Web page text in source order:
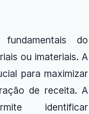
do
ou imateriais. A
para maximizar
de receita. A
identificar